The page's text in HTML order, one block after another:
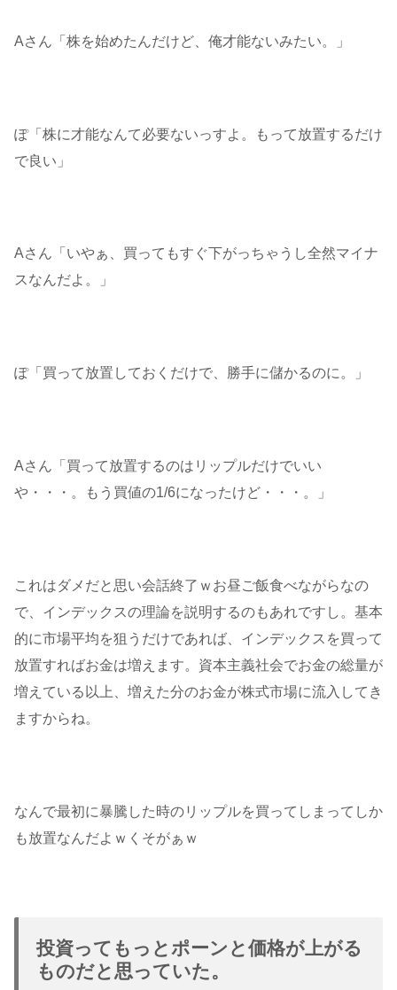
Aさん「株を始めたんだけど、俺才能ないみたい。」
ぽ「株に才能なんて必要ないっすよ。もって放置するだけ
で良い」
Aさん「いやぁ、買ってもすぐ下がっちゃうし全然マイナ
スなんだよ。」
ぽ「買って放置しておくだけで、勝手に儲かるのに。」
Aさん「買って放置するのはリップルだけでいい
や・・・。もう買値の1/6になったけど・・・。」
これはダメだと思い会話終了ｗお昼ご飯食べながらなの
で、インデックスの理論を説明するのもあれですし。基本
的に市場平均を狙うだけであれば、インデックスを買って
放置すればお金は増えます。資本主義社会でお金の総量が
増えている以上、増えた分のお金が株式市場に流入してき
ますからね。
なんで最初に暴騰した時のリップルを買ってしまってしか
も放置なんだよｗくそがぁｗ
投資ってもっとポーンと価格が上がる
ものだと思っていた。